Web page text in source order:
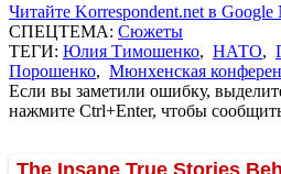
Читайте Korrespondent.net в Google
СПЕЦТЕМА: Сюжеты
ТЕГИ: Юлия Тимошенко, НАТО,
Порошенко, Мюнхенская
Если вы заметили ошибку,
нажмите Ctrl+Enter, чтобы